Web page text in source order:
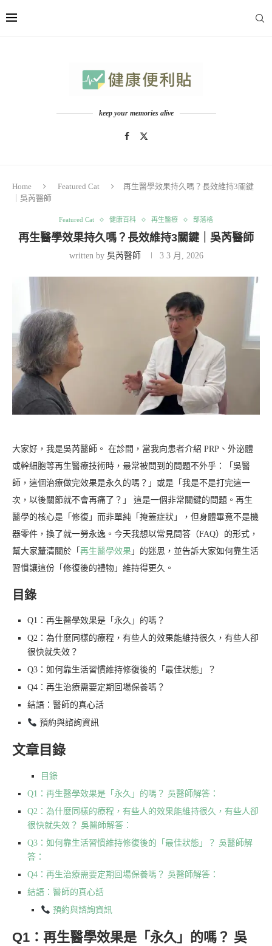
keep your memories alive
Home Featured Cat
再生醫學效果持久嗎？長效維持3關鍵
｜吳芮醫師
Featured Cat 健康百科 再生醫療 部落格
再生醫學效果持久嗎？長效維持3關鍵｜吳芮醫師
written by 吳芮醫師 3 3 月, 2026
大家好，我是吳芮醫師。 在診間，當我向患者介紹 PRP、外泌體
或幹細胞等再生醫療技術時，最常被問到的問題不外乎：「吳醫
師，這個治療做完效果是永久的嗎？」或是「我是不是打完這一
次，以後關節就不會再痛了？」 這是一個非常關鍵的問題。再生
醫學的核心是「修復」而非單純「掩蓋症狀」，但身體畢竟不是機
器零件，換了就一勞永逸。今天我想以常見問答（FAQ）的形式，
幫大家釐清關於「 再生醫學效果 」的迷思，並告訴大家如何靠生活
習慣讓這份「修復後的禮物」維持得更久。
目錄
Q1：再生醫學效果是「永久」的嗎？
Q2：為什麼同樣的療程，有些人的效果能維持很久，有些人卻
很快就失效？
Q3：如何靠生活習慣維持修復後的「最佳狀態」？
Q4：再生治療需要定期回場保養嗎？
結語：醫師的真心話
預約與諮詢資訊
文章目錄
目錄
Q1：再生醫學效果是「永久」的嗎？ 吳醫師解答：
Q2：為什麼同樣的療程，有些人的效果能維持很久，有些人卻
很快就失效？ 吳醫師解答：
Q3：如何靠生活習慣維持修復後的「最佳狀態」？ 吳醫師解
答：
Q4：再生治療需要定期回場保養嗎？ 吳醫師解答：
結語：醫師的真心話
預約與諮詢資訊
Q1：再生醫學效果是「永久」的嗎？ 吳